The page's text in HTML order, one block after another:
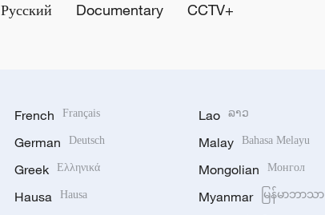
Русский Documentary CCTV+
French Français
German Deutsch
Greek Ελληνικά
Hausa Hausa
Lao ລາວ
Malay Bahasa Melayu
Mongolian Монгол
Myanmar မြန်မာဘာသာ